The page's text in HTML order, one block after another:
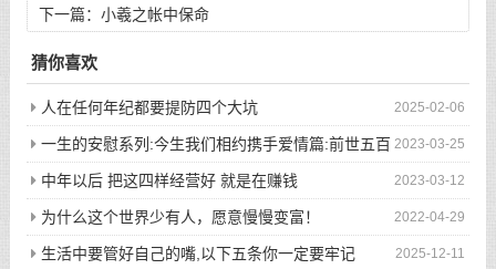
下一篇： 小羲之帐中保命
猜你喜欢
2025-02-06
人在任何年纪都要提防四个大坑
2023-03-25
一生的安慰系列:今生我们相约携手爱情篇:前世五百
次的回眸才换来今生的相遇
2023-03-12
中年以后 把这四样经营好 就是在赚钱
2022-04-29
为什么这个世界少有人，愿意慢慢变富！
2025-12-11
生活中要管好自己的嘴,以下五条你一定要牢记